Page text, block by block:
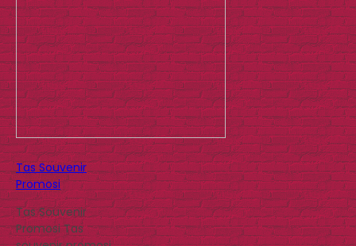
Tas Souvenir
Promosi
Tas Souvenir
Promosi Tas